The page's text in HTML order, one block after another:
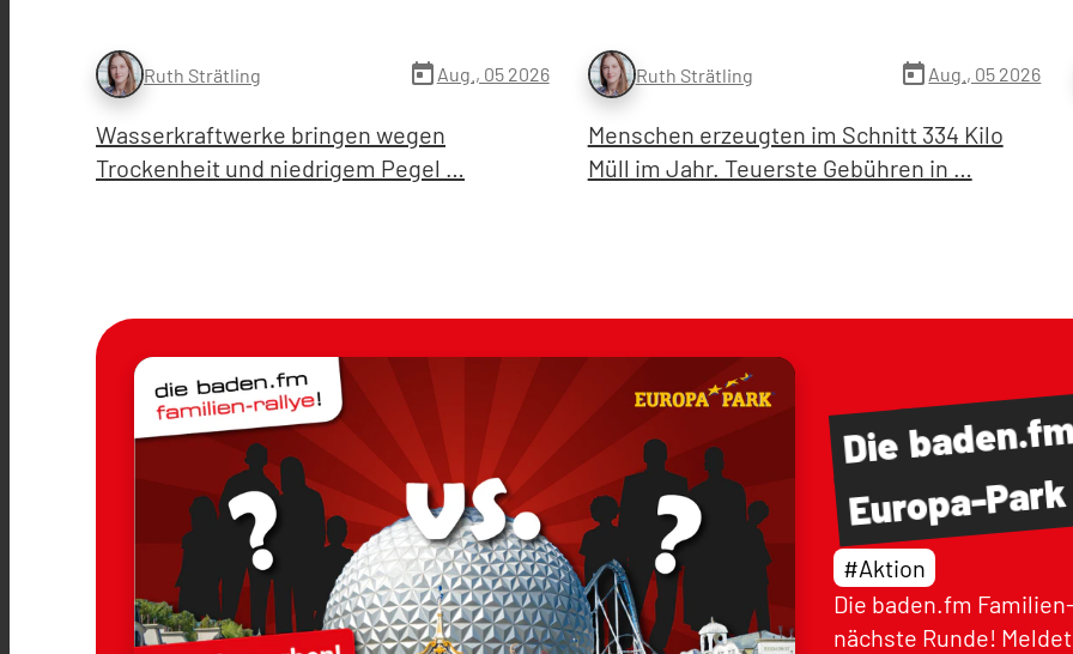
Ruth Strätling today Aug., 05 2026
Wasserkraftwerke bringen wegen
Trockenheit und niedrigem Pegel …
Ruth Strätling todayAug., 05 2026
Menschen erzeugten im Schnitt 334 Kilo
Müll im Jahr. Teuerste Gebühren in …
Die
Europa-Park
#Aktion
Die baden.fm
nächste Runde!